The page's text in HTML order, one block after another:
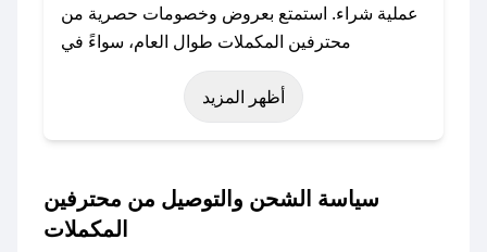
عملية شراء. استمتع بعروض وخصومات حصرية من
محترفين المكملات طوال العام، سواءً في
المناسبات مثل عيد الفطر، عيد الأضحى، الجمعة
البيضاء (شهر نوفمبر)، رمضان، اليوم الوطني، يوم
التأسيس، أو حتى عروض خاصة أخرى.
المكملات؟
باستخدام تطبيق صحصح، يمكنك العثور بسهولة على
أظهر المزيد
سياسة الشحن والتوصيل من محترفين
المكملات